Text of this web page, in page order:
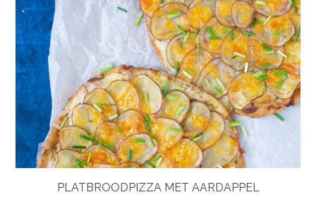
PLATBROODPIZZA MET AARDAPPEL